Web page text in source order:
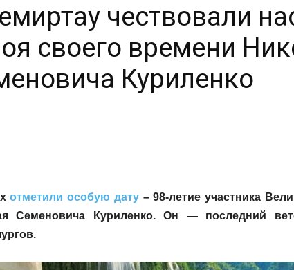
чествовали
своего времени
Куриленко
отметили особую дату– 98-летие участника
Семеновича Куриленко. Он — последний